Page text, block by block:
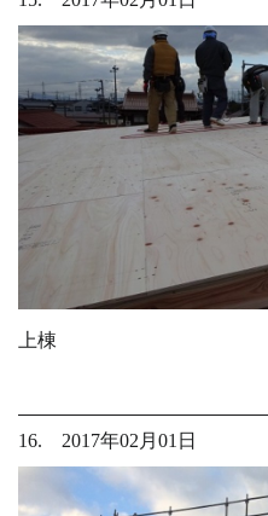
上棟
16. 2017年02月01日